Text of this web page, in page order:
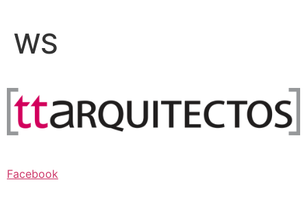
contenido
WS
Facebook